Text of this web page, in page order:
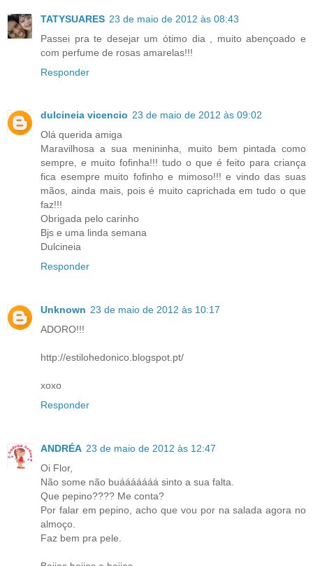
TATYSUARES 23 de maio de 2012 às 08:43
Passei pra te desejar um ótimo dia , muito abençoado e
com perfume de rosas amarelas!!!
Responder
dulcineia vicencio 23 de maio de 2012 às 09:02
Olá querida amiga
Maravilhosa a sua menininha, muito bem pintada como
sempre, e muito fofinha!!! tudo o que é feito para criança
fica esempre muito fofinho e mimoso!!! e vindo das suas
mãos, ainda mais, pois é muito caprichada em tudo o que
faz!!!
Obrigada pelo carinho
Bjs e uma linda semana
Dulcineia
Responder
Unknown 23 de maio de 2012 às 10:17
ADORO!!!
http://estilohedonico.blogspot.pt/
xoxo
Responder
ANDRÉA 23 de maio de 2012 às 12:47
Oi Flor,
Não some não buááááááá sinto a sua falta.
Que pepino???? Me conta?
Por falar em pepino, acho que vou por na salada agora no
almoço.
Faz bem pra pele.